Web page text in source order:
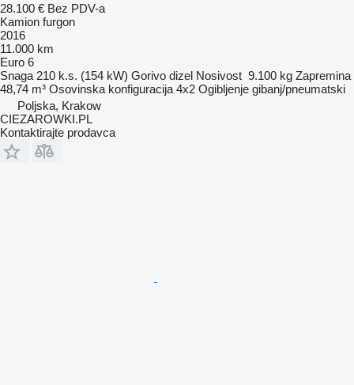
28.100 € Bez PDV-a
Kamion furgon
2016
11.000 km
Euro 6
Snaga 210 k.s. (154 kW) Gorivo dizel Nosivost 9.100 kg Zapremina
48,74 m³ Osovinska konfiguracija 4x2 Ogibljenje gibanj/pneumatski
Poljska, Krakow
CIEZAROWKI.PL
Kontaktirajte prodavca